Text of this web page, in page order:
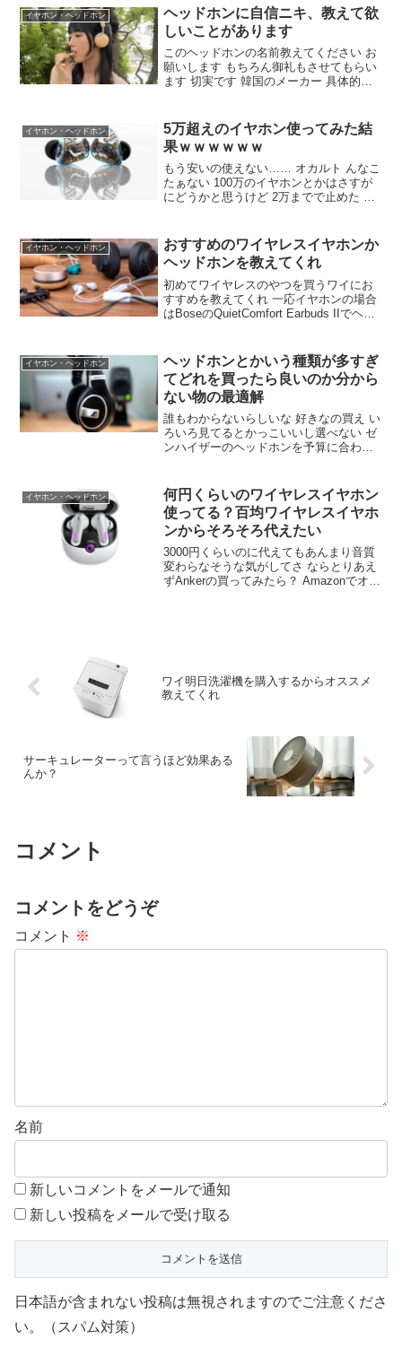
ンやな 良いヘッドホン見つけないと耳痛
くなるぞ
イヤホン・ヘッドホン
ヘッドホンに自信ニキ、教えて欲
しいことがあります
このヘッドホンの名前教えてください お
願いします もちろん御礼もさせてもらい
ます 切実です 韓国のメーカー 具体的に
れんけどLibratoneで調べろ リブラトー
ン ヘッドホンで検索や
イヤホン・ヘッドホン
5万超えのイヤホン使ってみた結
果ｗｗｗｗｗｗ
もう安いの使えない…… オカルト んなこ
たぁない 100万のイヤホンとかはさすが
にどうかと思うけど 2万までで止めた 気
ヤホンよりは金かけた 音的にはどうな
ん？ 鳴り方違うもん比較してもあんま意
味無いんだよな
イヤホン・ヘッドホン
おすすめのワイヤレスイヤホンか
ヘッドホンを教えてくれ
初めてワイヤレスのやつを買うワイにお
すすめを教えてくれ 一応イヤホンの場合
はBoseのQuietComfort Earbuds IIでヘッ
ていくわ 予算5万くらい ノイキャンあり
イヤホン・ヘッドホン
ヘッドホンとかいう種類が多すぎ
てどれを買ったら良いのか分から
ない物の最適解
誰もわからないらしいな 好きなの買え い
ろいろ見てるとかっこいいし選べない ゼ
ンハイザーのヘッドホンを予算に合わせ
に買って使ってみれば実感できる 音がい
いってこと？
イヤホン・ヘッドホン
何円くらいのワイヤレスイヤホン
使ってる？百均ワイヤレスイヤホ
ンからそろそろ代えたい
3000円くらいのに代えてもあんまり音質
変わらなそうな気がしてさ ならとりあえ
ずAnkerの買ってみたら？ Amazonでオス
ワイ明日洗濯機を購入するからオススメ
教えてくれ
サーキュレーターって言うほど効果ある
んか？
コメント
コメントをどうぞ
コメント ※
名前
新しいコメントをメールで通知
新しい投稿をメールで受け取る
日本語が含まれない投稿は無視されますのでご注意くださ
い。（スパム対策）